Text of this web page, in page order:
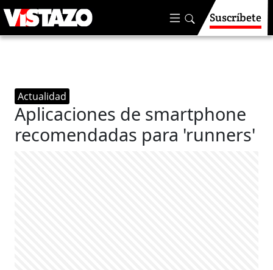
Suscríbete
Actualidad
Aplicaciones de smartphone
recomendadas para 'runners'